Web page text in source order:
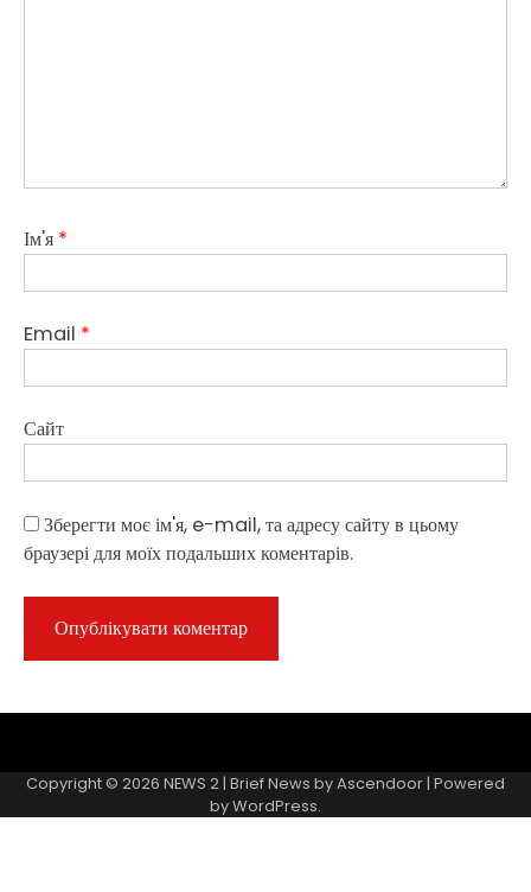
Ім'я *
Email *
Сайт
Зберегти моє ім'я, e-mail, та адресу сайту в цьому
браузері для моїх подальших коментарів.
Page
Copyright © 2026 NEWS 2| Brief News byAscendoor| Powered
byWordPress.